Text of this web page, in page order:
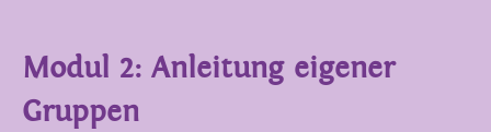
Modul 2: Anleitung eigener
Gruppen